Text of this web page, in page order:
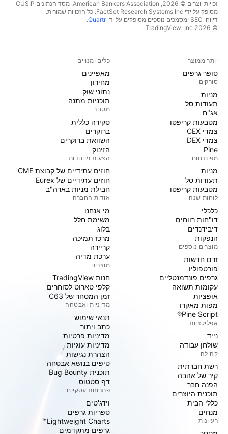
זכויות יוצרים © 2026, ‏American Bankers Association. מסד הנתונים CUSIP
מסופק על ידי FactSet Research Systems Inc. כל הזכויות שמורות.
דיווחי SEC ומסמכים נוספים מסופקים על ידי
Quartr
.
© 2026 ‏TradingView, Inc.‏
יותר ממוצר
סופר גרפים
סורקים
מניות‏
תעודות סל
אג"ח
מטבעות קריפטו
צמדי CEX
צמדי DEX
Pine
מפות חום
מניות‏
תעודות סל
מטבעות קריפטו
לוחות שנה
כלכלי
דו"חות רווחים
דיבידנדים
הנפקות
מוצרים נוספים
זרם חדשות
פורטפוליו
גרפים פונדמנטליים
עקומות תשואה
אופציות
מפות מאקרו
Pine Script®
אפליקציות
נייד
שולחן עבודה
קהילה
רשת חברתית
קיר של אהבה
הפנה חבר
תוכנית היוצרים
כללי הבית
מנחים
רעיונות
כלים ומנויים
מאפיינים
מחירון
נתוני שוק
תוכניות מתנה
מסחר
סקירה כללית
ברוקרים
השוואת ברוקרים
הזינוק
הצעות מיוחדות
חוזים עתידיים של קבוצת CME
חוזים עתידיים של Eurex
חבילת מניות בארה"ב
אודות החברה
מי אנחנו
משימת חלל
בלוג
מרכז תמיכה
קריירה
ערכת מדיה
מוצרים
חנות TradingView
קלפי טארוט לסוחרים
זמן המסחר של C63
מדיניות ואבטחה
תנאי שימוש
כתב ויתור
מדיניות פרטיות
מדיניות עוגיות
הצהרת נגישות
טיפים בנושא אבטחה
תוכנית Bug Bounty
דף סטטוס
פתרונות עסקיים
וידג'טים
ספריות גרפים
Lightweight Charts™
גרפים מתקדמים